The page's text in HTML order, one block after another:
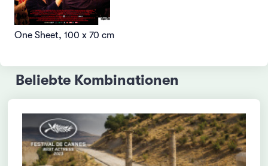
One Sheet, 100 x 70 cm
Beliebte Kombinationen